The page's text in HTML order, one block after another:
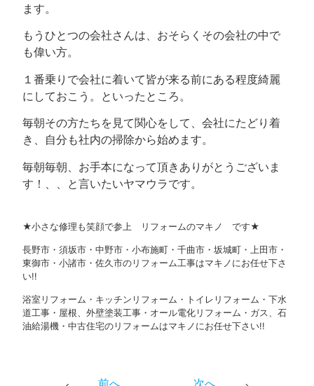
ます。
もうひとつの会社さんは、おそらくその会社の中で
も偉い方。
１番乗りで会社に着いて皆が来る前にある程度綺麗
にしておこう。といったところ。
毎朝その方たちを見て関心をして、会社にたどり着
き、自分も社内の掃除から始めます。
毎朝毎朝、お手本になって頂きありがとうございま
す！、、と言いたいヤマウラです。
★小さな修理も笑顔で参上 リフォームのマキノ です★
長野市・須坂市・中野市・小布施町・千曲市・坂城町・上田市・
東御市・小諸市・佐久市のリフォーム工事はマキノにお任せ下さ
い!!
浴室リフォーム・キッチンリフォーム・トイレリフォーム・下水
道工事・屋根、外壁塗装工事・オール電化リフォーム・ガス、石
油給湯機・中古住宅のリフォームはマキノにお任せ下さい!!